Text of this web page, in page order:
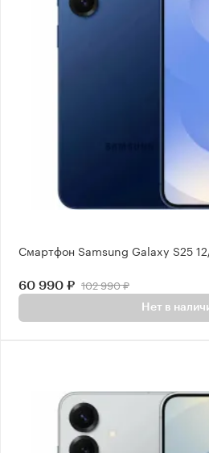
Смартфон Samsung Galaxy S25
60 990 ₽ 102 990 ₽
Нет в